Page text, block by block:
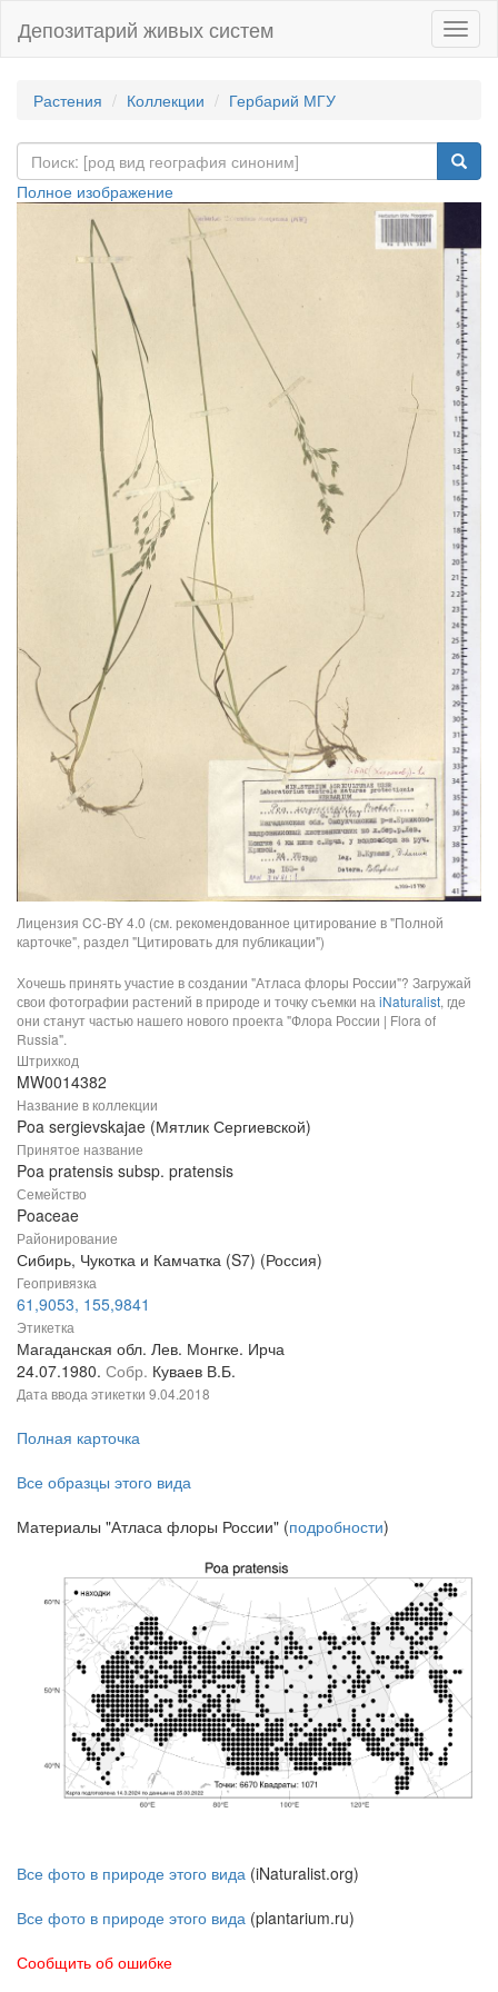
Депозитарий живых систем
Растения Коллекции Гербарий МГУ
Полное изображение
Лицензия CC-BY 4.0 (см. рекомендованное цитирование в "Полной
карточке", раздел "Цитировать для публикации")
Хочешь принять участие в создании "Атласа флоры России"? Загружай
свои фотографии растений в природе и точку съемки наiNaturalist, где
они станут частью нашего нового проекта "Флора России | Flora of
Russia".
Штрихкод
MW0014382
Название в коллекции
Poa sergievskajae (Мятлик Сергиевской)
Принятое название
Poa pratensis subsp. pratensis
Семейство
Poaceae
Районирование
Сибирь, Чукотка и Камчатка (S7) (Россия)
Геопривязка
61,9053, 155,9841
Этикетка
Магаданская обл. Лев. Монгке. Ирча
24.07.1980. Собр. Куваев В.Б.
Дата ввода этикетки 9.04.2018
Полная карточка
Все образцы этого вида
Материалы "Атласа флоры России" (подробности)
Все фото в природе этого вида (iNaturalist.org)
Все фото в природе этого вида (plantarium.ru)
Сообщить об ошибке